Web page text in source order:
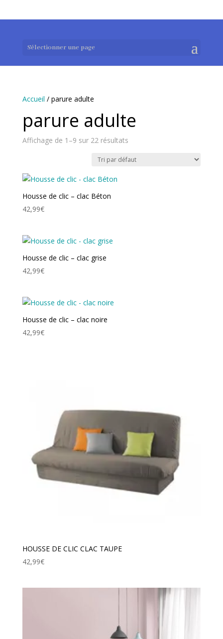
Sélectionner une page
Accueil / parure adulte
parure adulte
Affichage de 1–9 sur 22 résultats
Housse de clic – clac Béton
42,99€
Housse de clic – clac grise
42,99€
Housse de clic – clac noire
42,99€
HOUSSE DE CLIC CLAC TAUPE
42,99€